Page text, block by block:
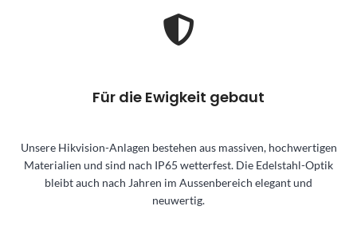
Für die Ewigkeit gebaut
Unsere Hikvision-Anlagen bestehen aus massiven, hochwertigen
Materialien und sind nach IP65 wetterfest. Die Edelstahl-Optik
bleibt auch nach Jahren im Aussenbereich elegant und
neuwertig.